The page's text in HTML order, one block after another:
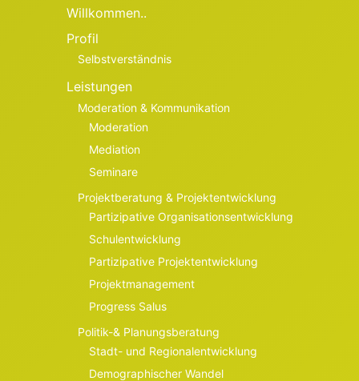
Willkommen..
Profil
Selbstverständnis
Leistungen
Moderation & Kommunikation
Moderation
Mediation
Seminare
Projektberatung & Projektentwicklung
Partizipative Organisationsentwicklung
Schulentwicklung
Partizipative Projektentwicklung
Projektmanagement
Progress Salus
Politik-& Planungsberatung
Stadt- und Regionalentwicklung
Demographischer Wandel